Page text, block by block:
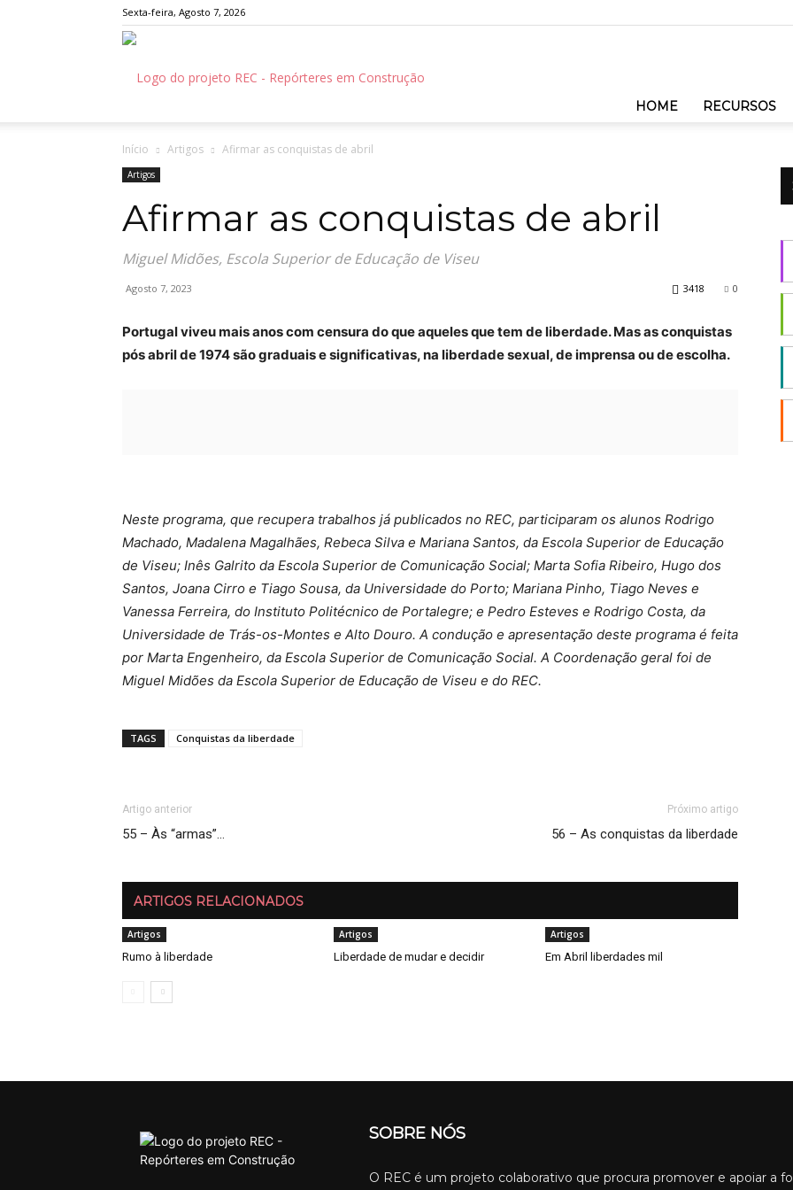
Sexta-feira, Agosto 7, 2026
HOME RECURSOS
Início Artigos Afirmar as conquistas de abril
Artigos
Afirmar as conquistas de abril
Miguel Midões, Escola Superior de Educação de Viseu
Agosto 7, 2023 0
3418
Portugal viveu mais anos com censura do que aqueles que tem de liberdade. Mas as conquistas
pós abril de 1974 são graduais e significativas, na liberdade sexual, de imprensa ou de escolha.
Neste programa, que recupera trabalhos já publicados no REC, participaram os alunos Rodrigo
Machado, Madalena Magalhães, Rebeca Silva e Mariana Santos, da Escola Superior de Educação
de Viseu; Inês Galrito da Escola Superior de Comunicação Social; Marta Sofia Ribeiro, Hugo dos
Santos, Joana Cirro e Tiago Sousa, da Universidade do Porto; Mariana Pinho, Tiago Neves e
Vanessa Ferreira, do Instituto Politécnico de Portalegre; e Pedro Esteves e Rodrigo Costa, da
Universidade de Trás-os-Montes e Alto Douro. A condução e apresentação deste programa é feita
por Marta Engenheiro, da Escola Superior de Comunicação Social. A Coordenação geral foi de
Miguel Midões da Escola Superior de Educação de Viseu e do REC.
TAGS Conquistas da liberdade
Artigo anterior
55 – Às “armas”…
Próximo artigo
56 – As conquistas da liberdade
ARTIGOS RELACIONADOS
Artigos
Rumo à liberdade
Artigos
Liberdade de mudar e decidir
Artigos
Em Abril liberdades mil
SOBRE NÓS
O REC é um projeto colaborativo que procura promover e apoiar a